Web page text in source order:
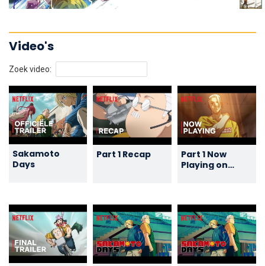
Video's
Zoek video:
Sakamoto
Days
Part 1 Recap
Part 1 Now
Playing on